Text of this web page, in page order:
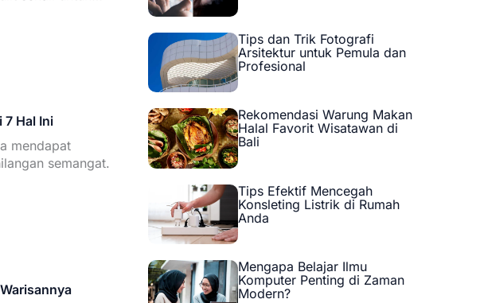
7 Hal Ini
mendapat
semangat.
Tips dan Trik Fotografi
Arsitektur untuk Pemula dan
Profesional
Rekomendasi Warung Makan
Halal Favorit Wisatawan di
Bali
Tips Efektif Mencegah
Konsleting Listrik di Rumah
Anda
Mengapa Belajar Ilmu
Komputer Penting di Zaman
Modern?